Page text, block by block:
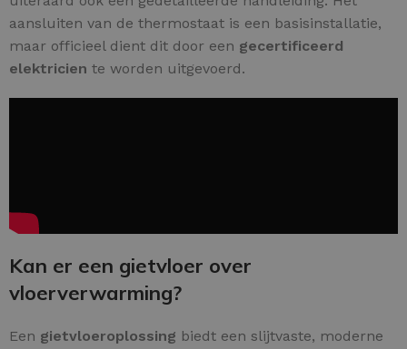
aansluiten van de thermostaat is een basisinstallatie,
maar officieel dient dit door een gecertificeerd
elektricien te worden uitgevoerd.
Kan er een gietvloer over
vloerverwarming?
Een gietvloeroplossing biedt een slijtvaste, moderne